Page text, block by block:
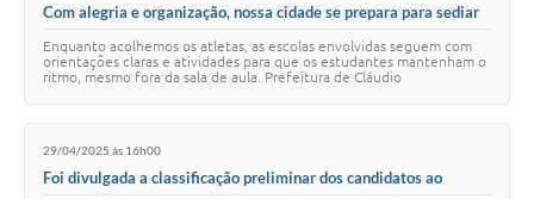
Com alegria e organização, nossa cidade se prepara para sediar
Enquanto acolhemos os atletas, as escolas envolvidas seguem com
orientações claras e atividades para que os estudantes mantenham o
ritmo, mesmo fora da sala de aula. Prefeitura de Cláudio
29/04/2025 às 16h00
Foi divulgada a classificação preliminar dos candidatos ao